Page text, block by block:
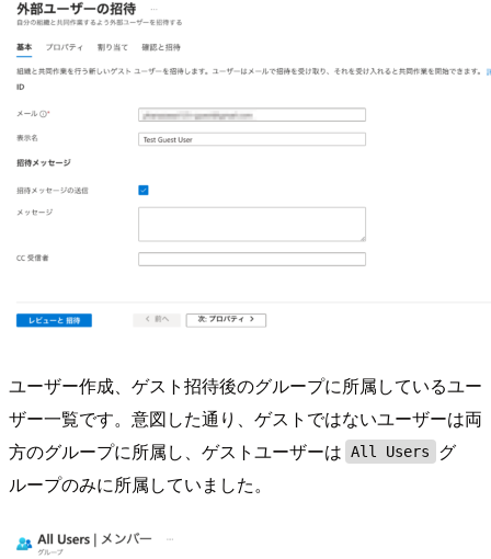
ユーザー作成、ゲスト招待後のグループに所属しているユー
ザー一覧です。意図した通り、ゲストではないユーザーは両
方のグループに所属し、ゲストユーザーは All Users
グ
ループのみに所属していました。